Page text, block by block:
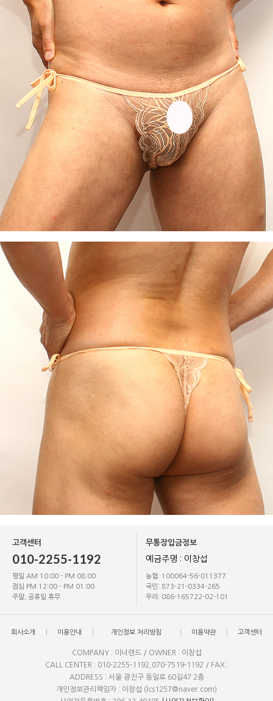
고객센터
010-2255-1192
평일 AM 10:00 - PM 08:00
점심 PM 12:00 - PM 01:00
주말, 공휴일 휴무
무통장입금정보
예금주명 : 이창섭
농협: 100064-56-011377
국민: 873-21-0334-265
우리: 086-165722-02-101
회사소개 이용안내 개인정보 처리방침 이용약관 고객센터
COMPANY : 이너랜드 / OWNER : 이창섭
CALL CENTER : 010-2255-1192,070-7519-1192 / FAX :
ADDRESS : 서울 광진구 동일로 60길47 2층
개인정보관리책임자 : 이창섭 (lcs1257@naver.com)